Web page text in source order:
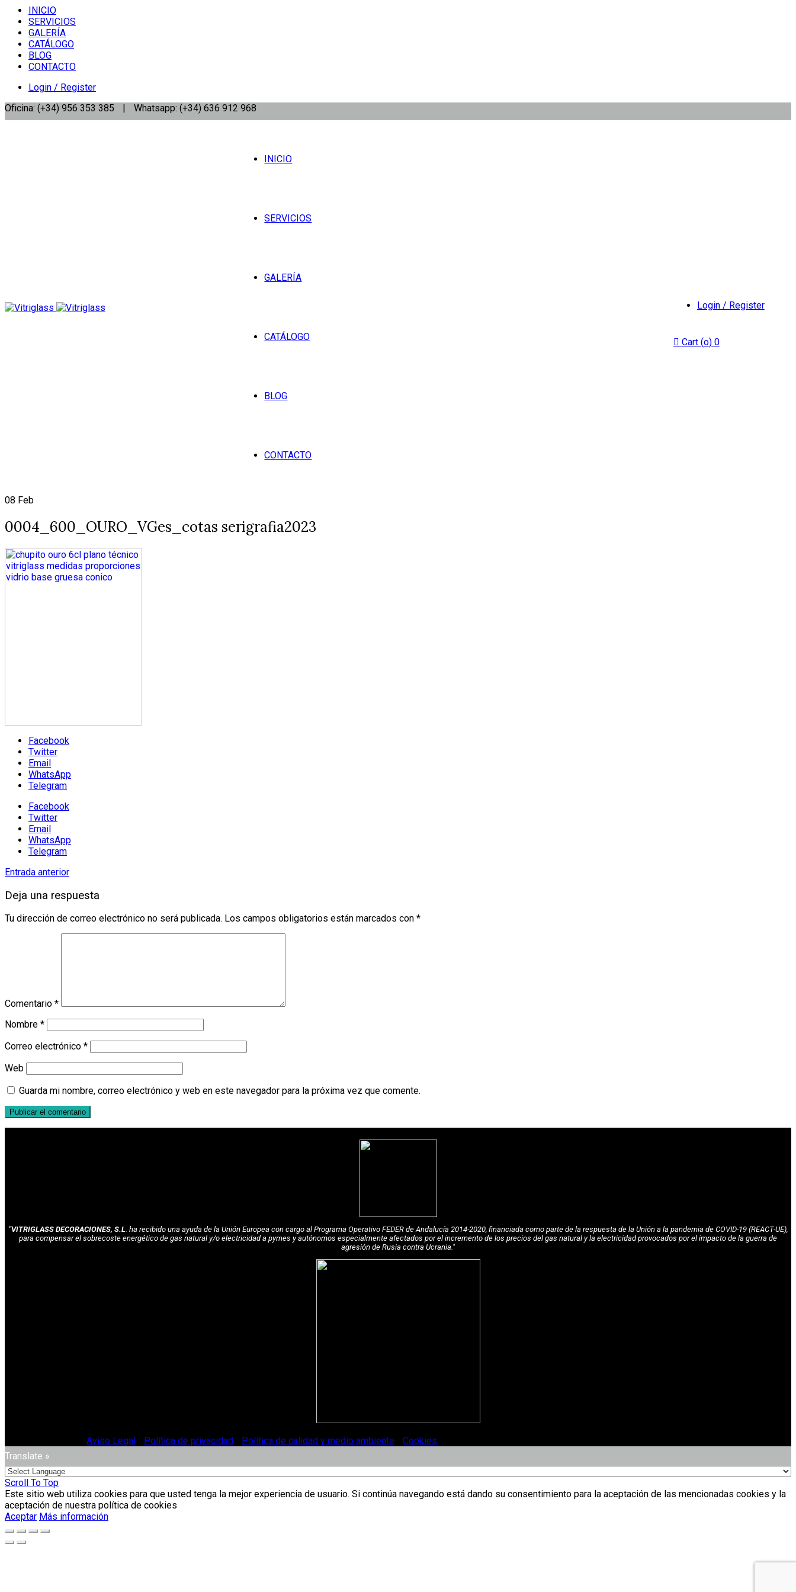
INICIO
SERVICIOS
GALERÍA
CATÁLOGO
BLOG
CONTACTO
Login / Register
Oficina: (+34) 956 353 385
| Whatsapp: (+34) 636 912 968
INICIO
SERVICIOS
GALERÍA
CATÁLOGO
BLOG
CONTACTO
Login / Register
Cart (o) 0
08 Feb
0004_600_OURO_VGes_cotas serigrafia2023
Facebook
Twitter
Email
WhatsApp
Telegram
Facebook
Twitter
Email
WhatsApp
Telegram
Entrada anterior
Deja una respuesta
Tu dirección de correo electrónico no será publicada. Los campos obligatorios están marcados con *
Comentario *
Nombre *
Correo electrónico *
Web
Guarda mi nombre, correo electrónico y web en este navegador para la próxima vez que comente.
"VITRIGLASS DECORACIONES, S.L. ha recibido una ayuda de la Unión Europea con cargo al Programa Operativo FEDER de Andalucía 2014-2020, financiada como parte de la respuesta de la Unión a la pandemia de COVID-19 (REACT-UE),
para compensar el sobrecoste energético de gas natural y/o electricidad a pymes y autónomos especialmente afectados por el incremento de los precios del gas natural y la electricidad provocados por el impacto de la guerra de
agresión de Rusia contra Ucrania."
Aviso Legal Política de privacidad Política de calidad y medio ambiente Cookies
Translate »
Scroll To Top
Este sitio web utiliza cookies para que usted tenga la mejor experiencia de usuario. Si continúa navegando está dando su consentimiento para la aceptación de las mencionadas cookies y la
aceptación de nuestra política de cookies
Aceptar Más información